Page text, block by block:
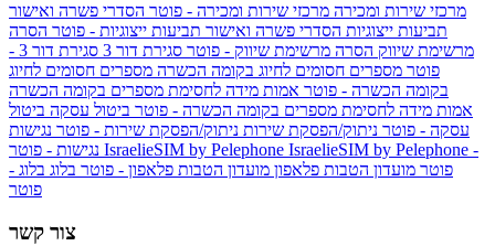
מרכזי שירות ומכירה מרכזי שירות ומכירה - פוטר הסדרי פשרה ואישור
תביעות ייצוגיות הסדרי פשרה ואישור תביעות ייצוגיות - פוטר הסרה
מרשימת שיווק הסרה מרשימת שיווק - פוטר סגירת דור 3
סגירת דור 3 -
פוטר מספרים חסומים לחיוג בקומה הכשרה מספרים חסומים לחיוג
בקומה הכשרה - פוטר אמות מידה לחסימת מספרים בקומה הכשרה
אמות מידה לחסימת מספרים בקומה הכשרה - פוטר ביטול עסקה ביטול
עסקה - פוטר ניתוק/הפסקת שירות ניתוק/הפסקת שירות - פוטר נגישות
IsraelieSIM by Pelephone IsraelieSIM by Pelephone -
פוטר מועדון הטבות פלאפון מועדון הטבות פלאפון - פוטר בלוג בלוג -
פוטר
צור קשר